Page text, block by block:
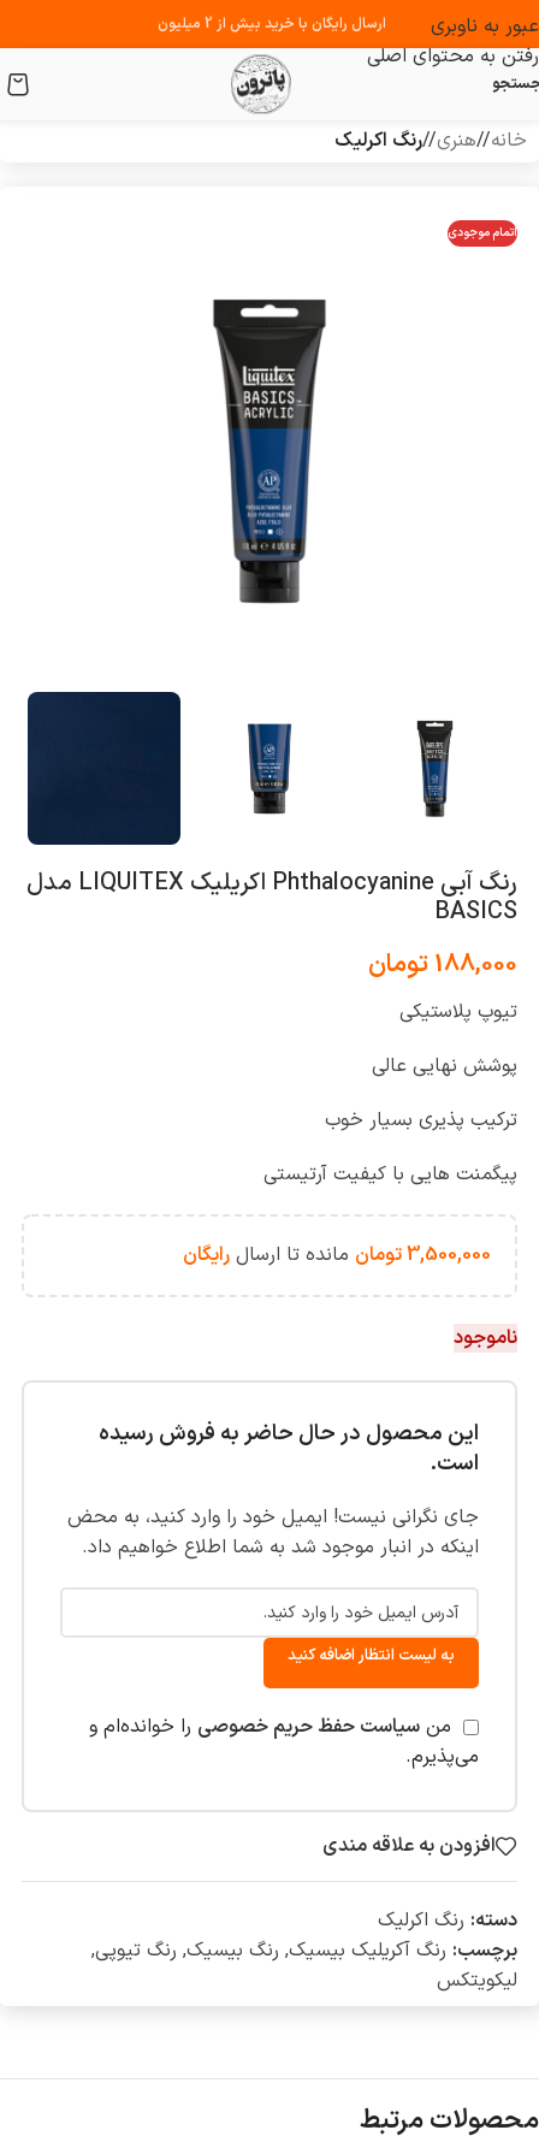
عبور به ناوبری
رفتن به محتوای اصلی
ارسال رایگان با خرید بیش از 2 میلیون
خانه/ هنری/ رنگ اکرلیک
اتمام موجودی
رنگ آبی Phthalocyanine اکریلیک LIQUITEX مدل
BASICS
188,000تومان
تیوپ پلاستیکی
پوشش نهایی عالی
ترکیب پذیری بسیار خوب
پیگمنت هایی با کیفیت آرتیستی
3,500,000تومان مانده تا ارسال رایگان
ناموجود
این محصول در حال حاضر به فروش رسیده
است.
جای نگرانی نیست! ایمیل خود را وارد کنید، به محض
اینکه در انبار موجود شد به شما اطلاع خواهیم داد.
به لیست انتظار اضافه کنید
من سیاست حفظ حریم خصوصی را خوانده‌ام و
می‌پذیرم.
افزودن به علاقه مندی
دسته: رنگ اکرلیک
برچسب: رنگ آکریلیک بیسیک, رنگ بیسیک, رنگ تیوپی,
لیکویتکس
محصولات مرتبط